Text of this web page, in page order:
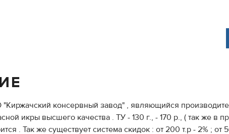
консервный­­­­­­­ завод" , являющийся­­
икры высшего качества . ТУ - 130 г., - 170 р., ( так же в
. Так же существует­­­­­­­­ система скидок : от 200 т.р - 2% ;